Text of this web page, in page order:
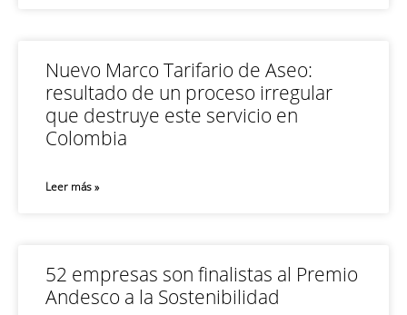
Nuevo Marco Tarifario de Aseo:
resultado de un proceso irregular
que destruye este servicio en
Colombia
Leer más »
52 empresas son finalistas al Premio
Andesco a la Sostenibilidad